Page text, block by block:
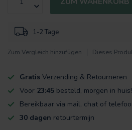
1-2 Tage
Zum Vergleich hinzufügen Dieses
Gratis Verzending & Retourneren
Voor 23:45 besteld, morgen in huis!
Bereikbaar via mail, chat of
30 dagen retourtermijn